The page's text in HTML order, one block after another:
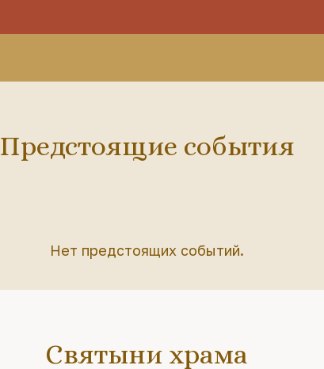
Предстоящие события
Нет предстоящих событий.
Святыни храма